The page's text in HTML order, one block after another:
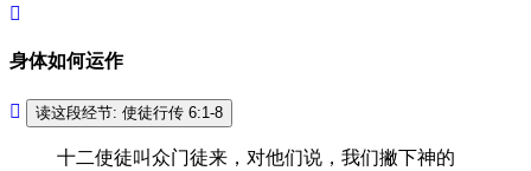
身体如何运作
读这段经节: 使徒行传 6:1-8
十二使徒叫众门徒来，对他们说，我们撇下神的